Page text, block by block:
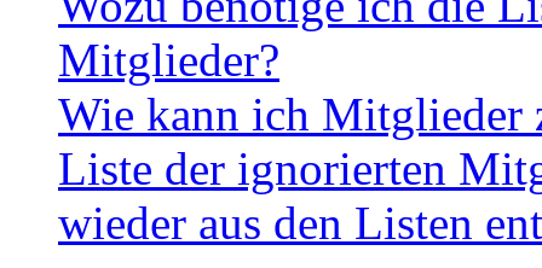
Mitglieder?
Wie kann ich Mitglieder
Liste der ignorierten
wieder aus den Listen